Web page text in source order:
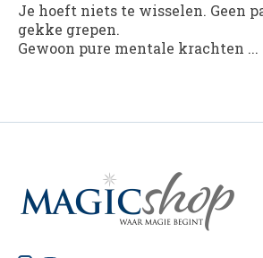
Je hoeft niets te wisselen. Geen
gekke grepen.
Gewoon pure mentale krachten ...